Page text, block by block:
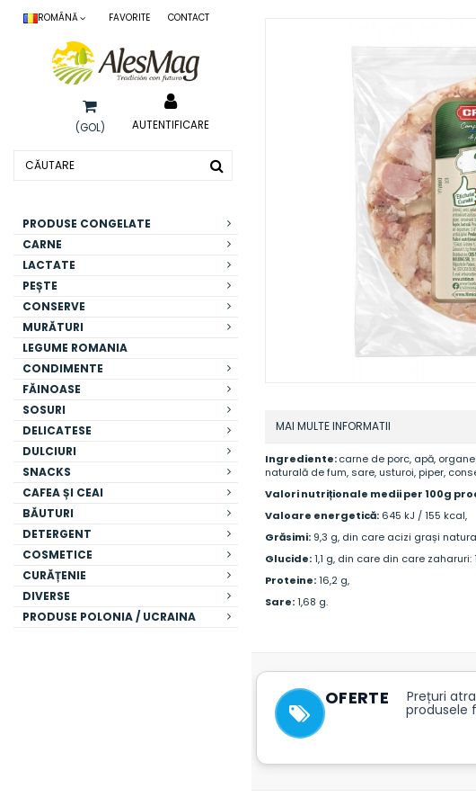
ROMÂNĂ FAVORITE CONTACT
(GOL) AUTENTIFICARE
PRODUSE CONGELATE
CARNE
LACTATE
PEȘTE
CONSERVE
MURĂTURI
LEGUME ROMANIA
CONDIMENTE
FĂINOASE
SOSURI
DELICATESE
DULCIURI
SNACKS
CAFEA ȘI CEAI
BĂUTURI
DETERGENT
COSMETICE
CURĂȚENIE
DIVERSE
PRODUSE POLONIA / UCRAINA
MAI MULTE INFORMATII
Ingrediente:carne de porc, apă,
naturală de fum, sare, usturoi, piper,
Valori nutriționale medii per 100g
Valoare energetică: 645 kJ / 155 kcal,
Grăsimi: 9,3 g, din care acizi grași
Glucide:1,1 g, din care din care zaharuri:
Proteine:16,2 g,
Sare:1,68 g.
OFERTE Prețuri
produsele